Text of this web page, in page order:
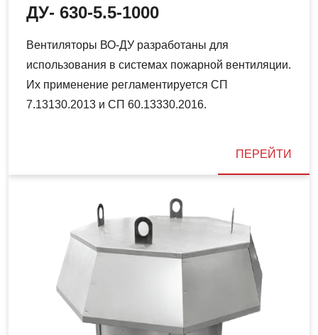
ДУ- 630-5.5-1000
Вентиляторы ВО-ДУ разработаны для
использования в системах пожарной вентиляции.
Их применение регламентируется СП
7.13130.2013 и СП 60.13330.2016.
ПЕРЕЙТИ